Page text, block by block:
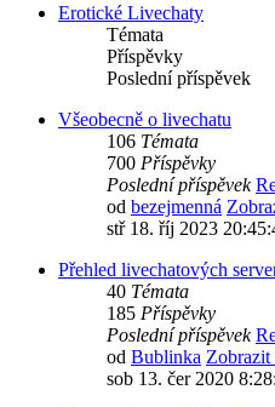
Erotické Livechaty
Témata
Příspěvky
Poslední příspěvek
Všeobecně o livechatu
106 Témata
700 Příspěvky
Poslední příspěvek
od bezejmenná
stř 18. říj 2023
Přehled livechatových
40 Témata
185 Příspěvky
Poslední příspěvek
od Bublinka Zobrazit
sob 13. čer 2020